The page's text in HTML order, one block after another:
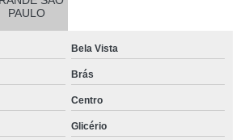
PAULO
Bela Vista
Brás
Centro
Glicério